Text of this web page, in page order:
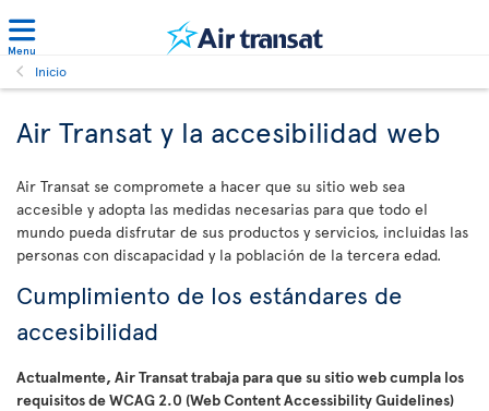
Menu
Inicio
Air Transat y la accesibilidad web
Air Transat se compromete a hacer que su sitio web sea
accesible y adopta las medidas necesarias para que todo el
mundo pueda disfrutar de sus productos y servicios, incluidas las
personas con discapacidad y la población de la tercera edad.
Cumplimiento de los estándares de
accesibilidad
Actualmente, Air Transat trabaja para que su sitio web cumpla los
requisitos de WCAG 2.0 (Web Content Accessibility Guidelines)